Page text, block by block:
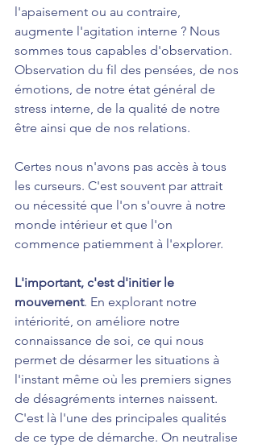
l'apaisement ou au contraire,
augmente l'agitation interne ? Nous
sommes tous capables d'observation.
Observation du fil des pensées, de nos
émotions, de notre état général de
stress interne, de la qualité de notre
être ainsi que de nos relations.
Certes nous n'avons pas accès à tous
les curseurs. C'est souvent par attrait
ou nécessité que l'on s'ouvre à notre
monde intérieur et que l'on
commence patiemment à l'explorer.
L'important, c'est d'initier le
mouvement. En explorant notre
intériorité, on améliore notre
connaissance de soi, ce qui nous
permet de désarmer les situations à
l'instant même où les premiers signes
de désagréments internes naissent.
C'est là l'une des principales qualités
de ce type de démarche. On neutralise